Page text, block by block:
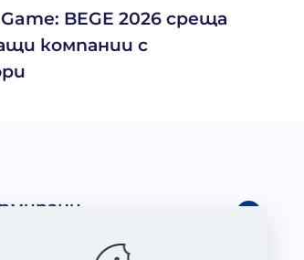
BEGE 2026 среща
компании с
нюзлетъра ни